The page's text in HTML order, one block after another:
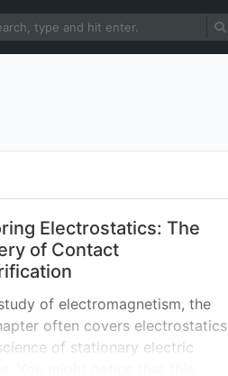
Electrostatics: The
of Contact
of electromagnetism, the
often covers electrostatics
of stationary electric